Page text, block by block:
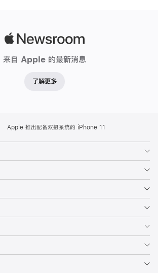
来自 Apple 的最新消息
了解更多
Apple 推出配备双摄系统的 iPhone 11